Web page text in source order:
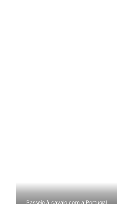
Passeio à cavalo com a Portugal